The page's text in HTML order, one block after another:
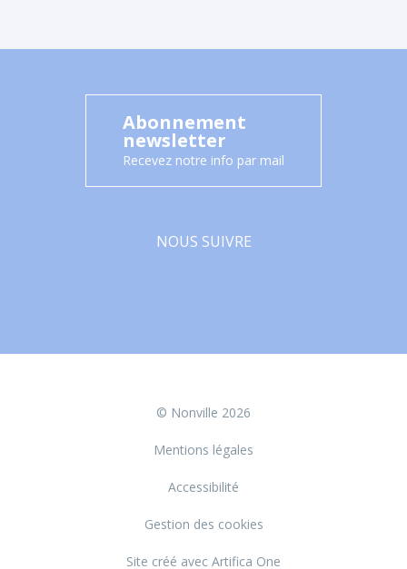
Abonnement
newsletter
Recevez notre info par mail
NOUS SUIVRE
© Nonville 2026
Mentions légales
Accessibilité
Gestion des cookies
Site créé avec Artifica One